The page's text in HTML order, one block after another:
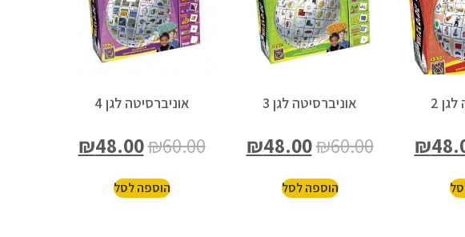
2
₪
אוניברסיטה לגן 3
₪60.00
₪48.00
הוספה לסל
אוניברסיטה לגן 4
₪60.00
₪48.00
הוספה לסל